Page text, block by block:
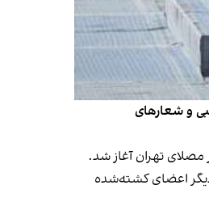
و شعارهای
در مصلای تهران آغاز شد.
و دیگر اعضای کشته‌شده